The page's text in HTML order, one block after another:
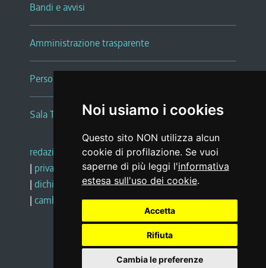
Noi usiamo i cookies
Questo sito NON utilizza alcun
cookie di profilazione. Se vuoi
saperne di più leggi l'informativa
estesa sull'uso dei cookie.
Accetta
Rifiuta
Cambia le preferenze
Bandi e avvisi
Amministrazione trasparente
Persone e Uffici
Sala Tiziano Tessitori
redazione web |note legali |glossario
| privacy
social media policy
| dichiarazione di accessibilità |feedback
| cambio preferenze cookie
Realizzato da